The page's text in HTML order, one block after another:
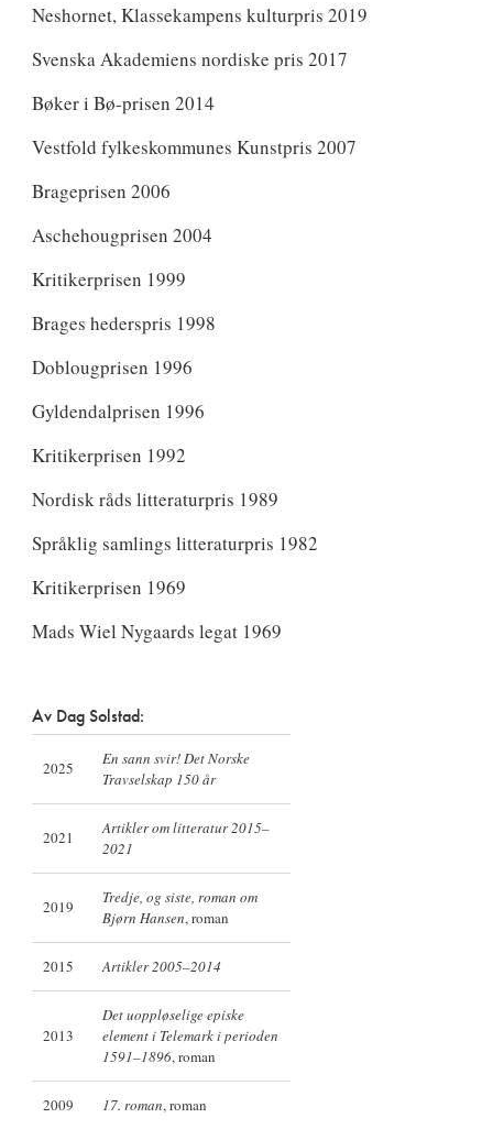
Neshornet, Klassekampens kulturpris 2019
Svenska Akademiens nordiske pris 2017
Bøker i Bø-prisen 2014
Vestfold fylkeskommunes Kunstpris 2007
Brageprisen 2006
Aschehougprisen 2004
Kritikerprisen 1999
Brages hederspris 1998
Doblougprisen 1996
Gyldendalprisen 1996
Kritikerprisen 1992
Nordisk råds litteraturpris 1989
Språklig samlings litteraturpris 1982
Kritikerprisen 1969
Mads Wiel Nygaards legat 1969
Av Dag Solstad:
2025
En sann svir! Det Norske
Travselskap 150 år
2021
Artikler om litteratur 2015–
2021
2019
Tredje, og siste, roman om
Bjørn Hansen, roman
2015 Artikler 2005–2014
2013
Det uoppløselige episke
element i Telemark i perioden
1591–1896, roman
2009 17. roman, roman